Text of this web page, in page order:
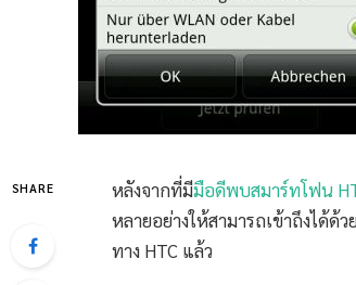
SHARE หลังจากที่มีมือดีพบสมาร์ทโฟน
หลายอย่างให้สามารถเข้าถึงได้
ทาง HTC แล้ว